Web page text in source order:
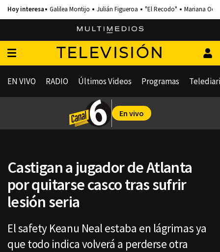
Galilea Montijo Julián Figueroa "El Recodo" Mariana
TELEVISIÓN
EN VIVO RADIO Últimos Videos Programas
En vivo
Castigan a jugador de Atlanta
por quitarse casco tras sufrir
lesión seria
El safety Keanu Neal estaba en lágrimas ya
que todo indica volverá a perderse otra